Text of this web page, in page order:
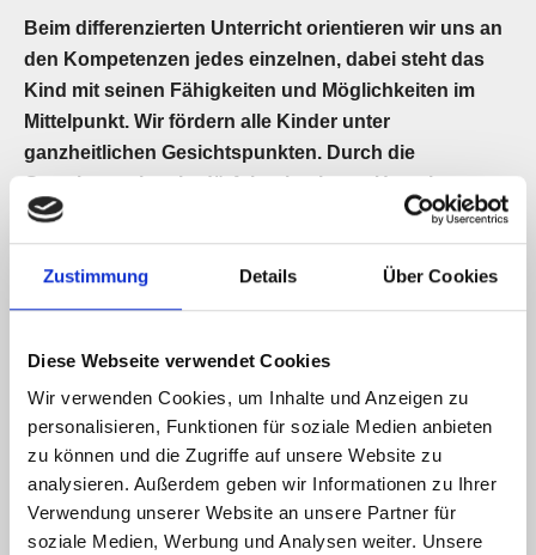
Zustimmung Details Über Cookies
Diese Webseite verwendet Cookies
Wir verwenden Cookies, um Inhalte und Anzeigen zu
personalisieren, Funktionen für soziale Medien anbieten
zu können und die Zugriffe auf unsere Website zu
analysieren. Außerdem geben wir Informationen zu Ihrer
Verwendung unserer Website an unsere Partner für
soziale Medien, Werbung und Analysen weiter. Unsere
Beim differenzierten Unterricht orientieren wir uns an
den Kompetenzen jedes einzelnen, dabei steht das
Kind mit seinen Fähigkeiten und Möglichkeiten im
Mittelpunkt. Wir fördern alle Kinder unter
ganzheitlichen Gesichtspunkten. Durch die
Gestaltung einer bedürfnisorientierten Umgebung
erfährt das Kind Anerkennung und Bestätigung. In
Kleingruppen oder in Einzelfördersituationen
vermitteln wir Grundfähigkeiten, fördern
Wahrnehmungsfähigkeiten, soziales Lernen und
Unsere Förderangebote werden mit Hilfe von
individuellen Zielvereinbarungen und Beobachtungen
erstellt. Die Entwicklung des Kindes dokumentieren wir
als Tagesnotizen und Berichte. Nach Absprache mit den
Erziehungsberechtigten nehmen wir Kontakt mit den